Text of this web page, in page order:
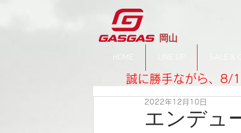
​岡山
HOME
誠に勝手ながら、8/
エンデュ
2022年12月10日